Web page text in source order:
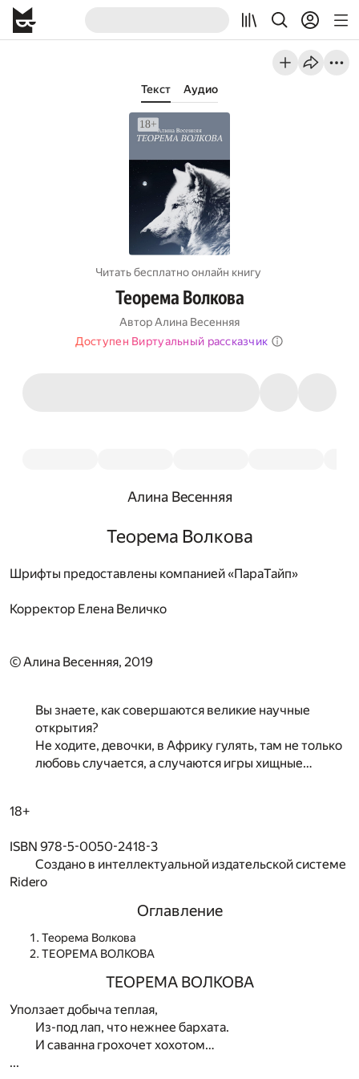
Текст Аудио
Читать бесплатно онлайн книгу
Теорема Волкова
АвторАлина Весенняя
Доступен Виртуальный рассказчик
Алина Весенняя
Теорема Волкова
Шрифты предоставлены компанией «ПараТайп»
Корректор Елена Величко
© Алина Весенняя, 2019
Вы знаете, как совершаются великие научные
открытия?
Не ходите, девочки, в Африку гулять, там не только
любовь случается, а случаются игры хищные…
18+
ISBN 978-5-0050-2418-3
Создано в интеллектуальной издательской системе
Ridero
Оглавление
Теорема Волкова
ТЕОРЕМА ВОЛКОВА
ТЕОРЕМА ВОЛКОВА
Уползает добыча теплая,
Из-под лап, что нежнее бархата.
И саванна грохочет хохотом…
...